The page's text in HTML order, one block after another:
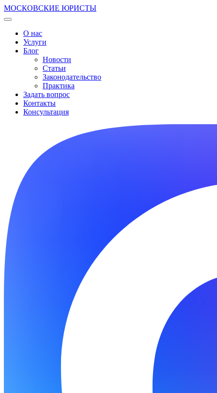
МОСКОВСКИЕ ЮРИСТЫ
О нас
Услуги
Блог
Новости
Статьи
Законодательство
Практика
Задать вопрос
Контакты
Консультация